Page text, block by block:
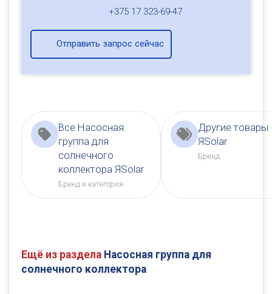
+375 17 323-69-47
Отправить запрос сейчас
Все Насосная
группа для
солнечного
коллектора ЯSolar
Бренд и категория
Другие товары
ЯSolar
Бренд
Ещё из раздела Насосная группа для
солнечного коллектора